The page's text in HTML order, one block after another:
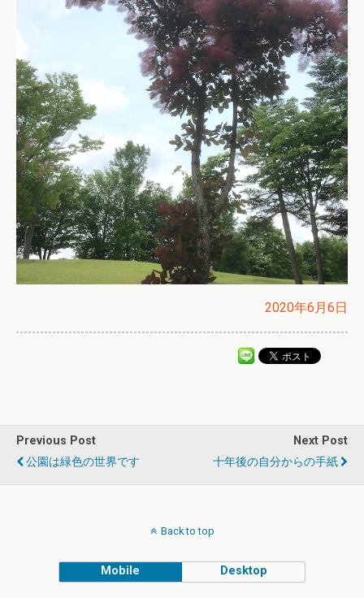
2020年6月6日
Previous Post
公園は緑色の世界です
Next Post
十年後の自分からの手紙
Back to top
Mobile Desktop